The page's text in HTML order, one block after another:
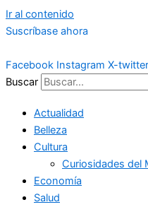
Ir al contenido
Suscríbase ahora
Facebook Instagram X-twitter
Buscar
Actualidad
Belleza
Cultura
Curiosidades del
Economía
Salud